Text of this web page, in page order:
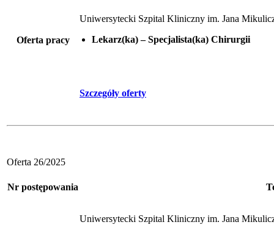
Oferta pracy
Uniwersytecki Szpital Kliniczny im. Jana
Lekarz(ka) – Specjalista(ka) Chirurgii
Szczegóły oferty
Oferta 26/2025
Nr postępowania
Uniwersytecki Szpital Kliniczny im. Jana